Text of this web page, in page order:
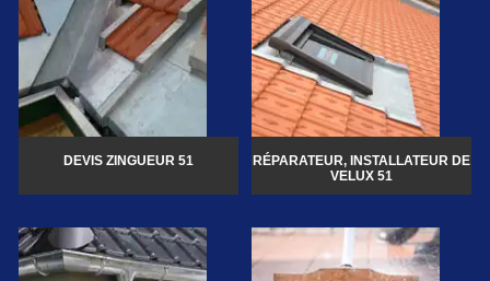
DEVIS ZINGUEUR 51
RÉPARATEUR, INSTALLATEUR DE
VELUX 51